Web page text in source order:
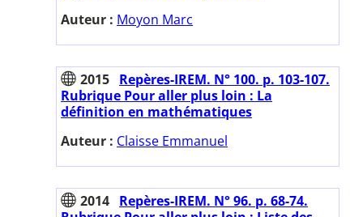
Auteur : Moyon Marc
2015 Repères-IREM. N° 100. p. 103-107.
Rubrique Pour aller plus loin : La
définition en mathématiques
Auteur : Claisse Emmanuel
2014 Repères-IREM. N° 96. p. 68-74.